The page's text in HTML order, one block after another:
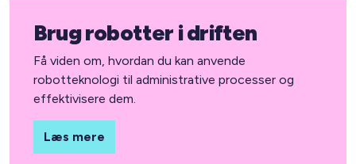
Brug robotter i driften
Få viden om, hvordan du kan anvende
robotteknologi til administrative processer og
effektivisere dem.
Læs mere